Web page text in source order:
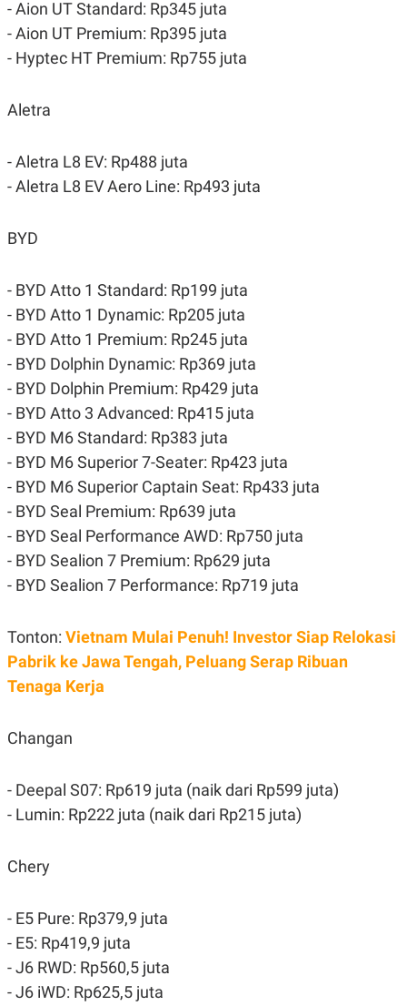
S
A
T
A
A
G
E
K
T
N
L
S
S
K
O
N
A
N
A
C
D
E
M
Y
P
R
E
S
R
E
L
A
S
E
.
D
L
A
N
G
G
A
C
E
T
K
I
N
E
R
E
M
I
T
P
E
R
E
R
T
I
K
G
M
E
D
I
- Aion UT Standard: Rp345 juta
- Aion UT Premium: Rp395 juta
- Hyptec HT Premium: Rp755 juta
Aletra
- Aletra L8 EV: Rp488 juta
- Aletra L8 EV Aero Line: Rp493 juta
BYD
- BYD Atto 1 Standard: Rp199 juta
- BYD Atto 1 Dynamic: Rp205 juta
- BYD Atto 1 Premium: Rp245 juta
- BYD Dolphin Dynamic: Rp369 juta
- BYD Dolphin Premium: Rp429 juta
- BYD Atto 3 Advanced: Rp415 juta
- BYD M6 Standard: Rp383 juta
- BYD M6 Superior 7-Seater: Rp423 juta
- BYD M6 Superior Captain Seat: Rp433 juta
- BYD Seal Premium: Rp639 juta
- BYD Seal Performance AWD: Rp750 juta
- BYD Sealion 7 Premium: Rp629 juta
- BYD Sealion 7 Performance: Rp719 juta
Tonton: Vietnam Mulai Penuh! Investor Siap Relokasi
Pabrik ke Jawa Tengah, Peluang Serap Ribuan
Tenaga Kerja
Changan
- Deepal S07: Rp619 juta (naik dari Rp599 juta)
- Lumin: Rp222 juta (naik dari Rp215 juta)
Chery
- E5 Pure: Rp379,9 juta
- E5: Rp419,9 juta
- J6 RWD: Rp560,5 juta
- J6 iWD: Rp625,5 juta